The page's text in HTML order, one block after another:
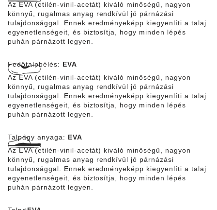
Az EVA (etilén-vinil-acetát) kiváló minőségű, nagyon
könnyű, rugalmas anyag rendkívül jó párnázási
tulajdonsággal. Ennek eredményeképp kiegyenlíti a talaj
egyenetlenségeit, és biztosítja, hogy minden lépés
puhán párnázott legyen.
Fedőtalpbélés: EVA
Az EVA (etilén-vinil-acetát) kiváló minőségű, nagyon
könnyű, rugalmas anyag rendkívül jó párnázási
tulajdonsággal. Ennek eredményeképp kiegyenlíti a talaj
egyenetlenségeit, és biztosítja, hogy minden lépés
puhán párnázott legyen.
Talpágy anyaga: EVA
Az EVA (etilén-vinil-acetát) kiváló minőségű, nagyon
könnyű, rugalmas anyag rendkívül jó párnázási
tulajdonsággal. Ennek eredményeképp kiegyenlíti a talaj
egyenetlenségeit, és biztosítja, hogy minden lépés
puhán párnázott legyen.